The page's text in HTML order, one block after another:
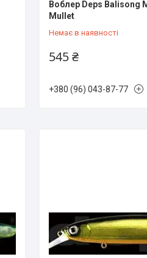
Воблер Deps Balisong
Mullet
Немає в наявності
545 ₴
+380 (96) 043-87-77